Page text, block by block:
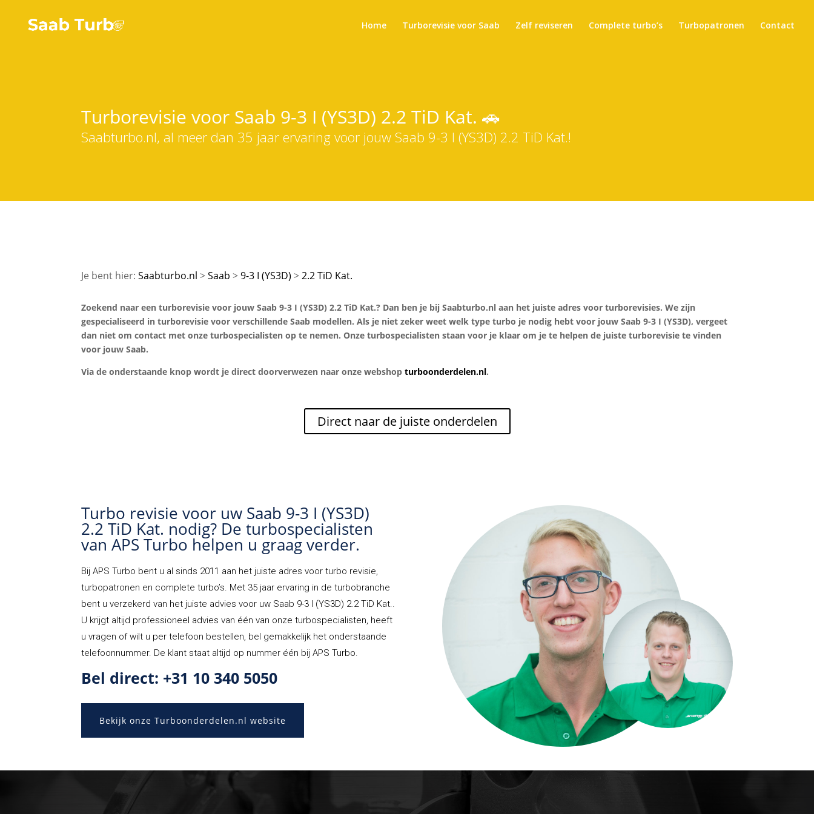
Home Turborevisie voor Saab Zelf reviseren Complete turbo’s Turbopatronen Contact
Turborevisie voor Saab 9-3 I (YS3D) 2.2 TiD Kat. 🚗
Saabturbo.nl, al meer dan 35 jaar ervaring voor jouw Saab 9-3 I (YS3D) 2.2 TiD Kat.!
Saabturbo.nl Saab 9-3 I (YS3D) 2.2 TiD Kat.
Zoekend naar een turborevisie voor jouw Saab 9-3 I (YS3D) 2.2 TiD Kat.? Dan ben je bij Saabturbo.nl aan het juiste adres voor turborevisies. We zijn
gespecialiseerd in turborevisie voor verschillende Saab modellen. Als je niet zeker weet welk type turbo je nodig hebt voor jouw Saab 9-3 I (YS3D), vergeet
dan niet om contact met onze turbospecialisten op te nemen. Onze turbospecialisten staan voor je klaar om je te helpen de juiste turborevisie te vinden
voor jouw Saab.
Via de onderstaande knop wordt je direct doorverwezen naar onze webshopturboonderdelen.nl.
Direct naar de juiste onderdelen
Turbo revisie voor uw Saab 9-3 I (YS3D)
2.2 TiD Kat. nodig? De turbospecialisten
van APS Turbo helpen u graag verder.
BijAPS Turbo bent u al sinds 2011 aan het juiste adres voor turbo revisie,
turbopatronen en complete turbo’s. Met 35 jaar ervaring in de turbobranche
bent u verzekerd van het juiste advies voor uw Saab 9-3 I (YS3D) 2.2 TiD Kat..
U krijgt altijd professioneel advies van één van onze turbospecialisten, heeft
u vragen of wilt u per telefoon bestellen, bel gemakkelijk het onderstaande
telefoonnummer. De klant staat altijd op nummer één bij APS Turbo.
Bel direct: +31 10 340 5050
Bekijk onze Turboonderdelen.nl website